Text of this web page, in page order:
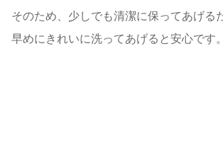
そのため、少しでも清潔に保ってあげる
早めにきれいに洗ってあげると安心です。